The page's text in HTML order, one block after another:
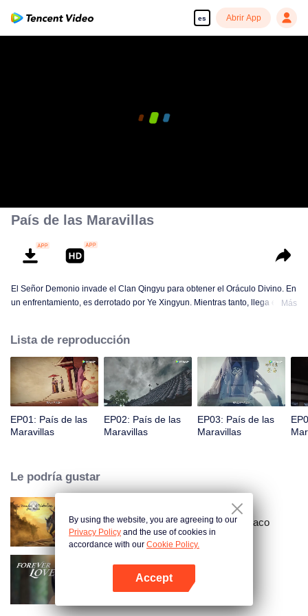
es Abrir App
País de las Maravillas
El Señor Demonio invade el Clan Qingyu para obtener el Oráculo Divino. En
un enfrentamiento, es derrotado por Ye Xingyun. Mientras tanto, llega el
misteriosa, An Yun, y se enreda en la disputa entre el Señor Demonio y Ye
Xingyun.
Más
Lista de reproducción
EP01: País de las
Maravillas
EP02: País de las
Maravillas
EP03: País de las
Maravillas
Le podría gustar
Gran maestro del cultivo demoníaco
Amor Eterno
By using the website, you are agreeing to our
Privacy Policy and the use of cookies in
accordance with our Cookie Policy.
Accept